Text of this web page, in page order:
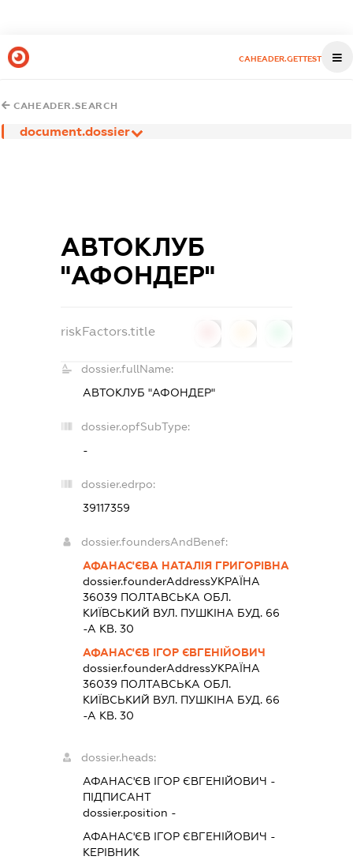
CAHEADER.GETTEST
CAHEADER.SEARCH
document.dossier
АВТОКЛУБ
"АФОНДЕР"
riskFactors.title
dossier.fullName:
АВТОКЛУБ "АФОНДЕР"
dossier.opfSubType:
-
dossier.edrpo:
39117359
dossier.foundersAndBenef:
АФАНАС'ЄВА НАТАЛІЯ ГРИГОРІВНА
dossier.founderAddressУКРАЇНА
36039 ПОЛТАВСЬКА ОБЛ.
КИЇВСЬКИЙ ВУЛ. ПУШКІНА БУД. 66
-А КВ. 30
АФАНАС'ЄВ ІГОР ЄВГЕНІЙОВИЧ
dossier.founderAddressУКРАЇНА
36039 ПОЛТАВСЬКА ОБЛ.
КИЇВСЬКИЙ ВУЛ. ПУШКІНА БУД. 66
-А КВ. 30
dossier.heads:
АФАНАС'ЄВ ІГОР ЄВГЕНІЙОВИЧ -
ПІДПИСАНТ
dossier.position -
АФАНАС'ЄВ ІГОР ЄВГЕНІЙОВИЧ -
КЕРІВНИК